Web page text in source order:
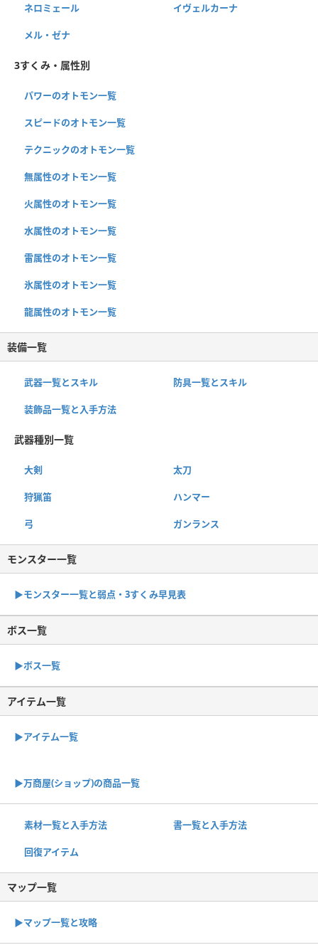
ネロミェール イヴェルカーナ
メル・ゼナ
3すくみ・属性別
パワーのオトモン一覧
スピードのオトモン一覧
テクニックのオトモン一覧
無属性のオトモン一覧
火属性のオトモン一覧
水属性のオトモン一覧
雷属性のオトモン一覧
氷属性のオトモン一覧
龍属性のオトモン一覧
装備一覧
武器一覧とスキル 防具一覧とスキル
装飾品一覧と入手方法
武器種別一覧
大剣 太刀
狩猟笛 ハンマー
弓 ガンランス
モンスター一覧
▶︎モンスター一覧と弱点・3すくみ早見表
ボス一覧
▶︎ボス一覧
アイテム一覧
▶アイテム一覧
▶︎万商屋(ショップ)の商品一覧
素材一覧と入手方法 書一覧と入手方法
回復アイテム
マップ一覧
▶︎マップ一覧と攻略